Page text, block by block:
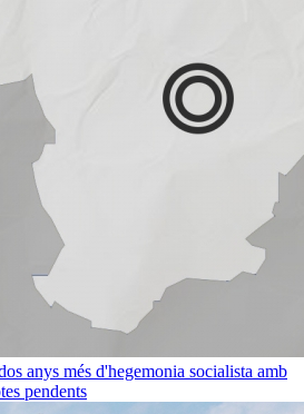
anys més d'hegemonia socialista amb
pendents